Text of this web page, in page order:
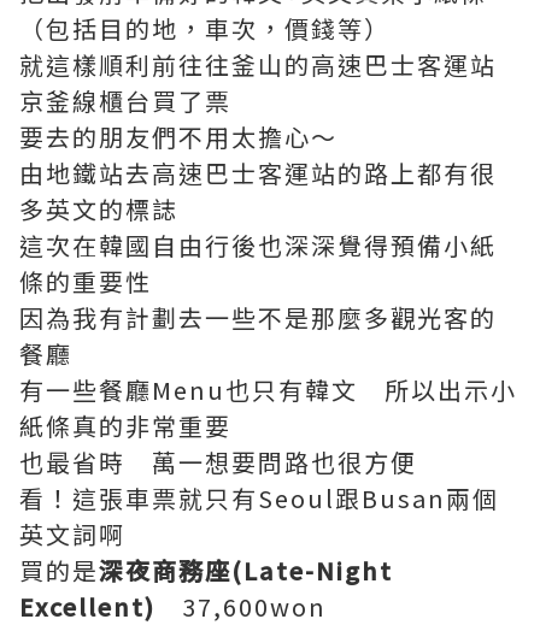
（包括目的地，車次，價錢等）
就這樣順利前往往釜山的高速巴士客運站
京釜線櫃台買了票
要去的朋友們不用太擔心～
由地鐵站去高速巴士客運站的路上都有很
多英文的標誌
這次在韓國自由行後也深深覺得預備小紙
條的重要性
因為我有計劃去一些不是那麼多觀光客的
餐廳
有一些餐廳Menu也只有韓文 所以出示小
紙條真的非常重要
也最省時 萬一想要問路也很方便
看！這張車票就只有Seoul跟Busan兩個
英文詞啊
買的是深夜商務座(Late-Night
Excellent) 37,600won